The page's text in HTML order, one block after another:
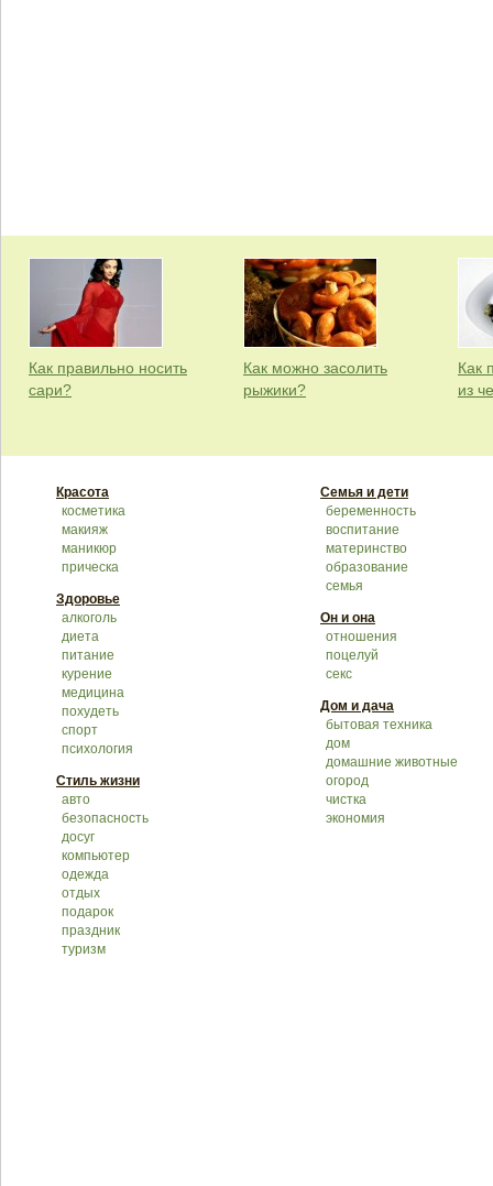
Как правильно носить
сари?
Как можно засолить
рыжики?
Как
из
Красота
косметика
макияж
маникюр
прическа
Здоровье
алкоголь
диета
питание
курение
медицина
похудеть
спорт
психология
Стиль жизни
авто
безопасность
досуг
компьютер
одежда
отдых
подарок
праздник
туризм
Семья и дети
беременность
воспитание
материнство
образование
семья
Он и она
отношения
поцелуй
секс
Дом и дача
бытовая техника
дом
домашние животные
огород
чистка
экономия